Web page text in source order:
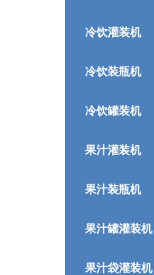
冷饮灌装机
冷饮装瓶机
冷饮罐装机
果汁灌装机
果汁装瓶机
果汁罐灌装机
果汁袋灌装机